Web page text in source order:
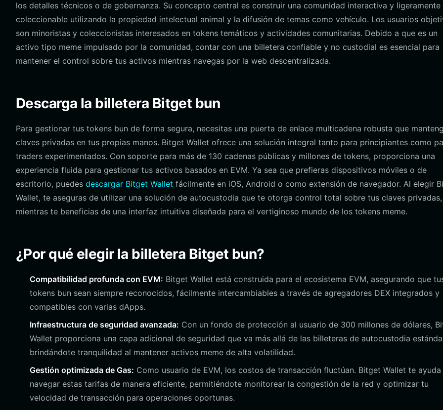
los detalles técnicos o de gobernanza. Su concepto central es construir una comunidad interactiva y ligeramente
coleccionable utilizando la propiedad intelectual animal y la difusión de temas como vehículo. Los usuarios
son minoristas y coleccionistas interesados en tokens temáticos y actividades comunitarias. Debido a que es un
activo tipo meme impulsado por la comunidad, contar con una billetera confiable y no custodial es esencial para
mantener el control sobre tus activos mientras navegas por la web descentralizada.
Descarga la billetera Bitget bun
Para gestionar tus tokens bun de forma segura, necesitas una puerta de enlace multicadena robusta que
claves privadas en tus propias manos. Bitget Wallet ofrece una solución integral tanto para principiantes como
traders experimentados. Con soporte para más de 130 cadenas públicas y millones de tokens, proporciona una
experiencia fluida para gestionar tus activos basados en EVM. Ya sea que prefieras dispositivos móviles o de
escritorio, puedes descargar Bitget Wallet fácilmente en iOS, Android o como extensión de navegador. Al elegir
Wallet, te aseguras de utilizar una solución de autocustodia que te otorga control total sobre tus claves privadas,
mientras te beneficias de una interfaz intuitiva diseñada para el vertiginoso mundo de los tokens meme.
¿Por qué elegir la billetera Bitget bun?
Compatibilidad profunda con EVM: Bitget Wallet está construida para el ecosistema EVM, asegurando que
tokens bun sean siempre reconocidos, fácilmente intercambiables a través de agregadores DEX integrados y
compatibles con varias dApps.
Infraestructura de seguridad avanzada: Con un fondo de protección al usuario de 300 millones de dólares,
Wallet proporciona una capa adicional de seguridad que va más allá de las billeteras de autocustodia
brindándote tranquilidad al mantener activos meme de alta volatilidad.
Gestión optimizada de Gas: Como usuario de EVM, los costos de transacción fluctúan. Bitget Wallet te ayuda
navegar estas tarifas de manera eficiente, permitiéndote monitorear la congestión de la red y optimizar tu
velocidad de transacción para operaciones oportunas.